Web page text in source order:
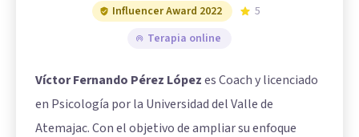
Influencer Award 2022
5
Terapia online
Víctor Fernando Pérez Lópezes Coach y licenciado
en Psicología por la Universidad del Valle de
Atemajac. Con el objetivo de ampliar su enfoque